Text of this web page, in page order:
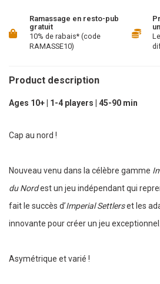
Ramassage en resto-pub
gratuit
10% de rabais* (code
RAMASSE10)
Product description
Ages 10+ | 1-4 players | 45-90 min
Cap au nord !
Nouveau venu dans la célèbre gamme
du Nordest un jeu indépendant qui
fait le succès d’Imperial Settlerset les
innovante pour créer un jeu exceptionnel.
Asymétrique et varié !